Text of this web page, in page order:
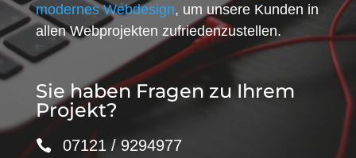
modernes Webdesign, um unsere Kunden in
allen Webprojekten zufriedenzustellen.
Sie haben Fragen zu Ihrem
Projekt?
07121 / 9294977